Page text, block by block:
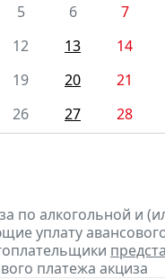
5 6 7
12 13 14
19 20 21
26 27 28
по алкогольной и
уплату
платежа акциза